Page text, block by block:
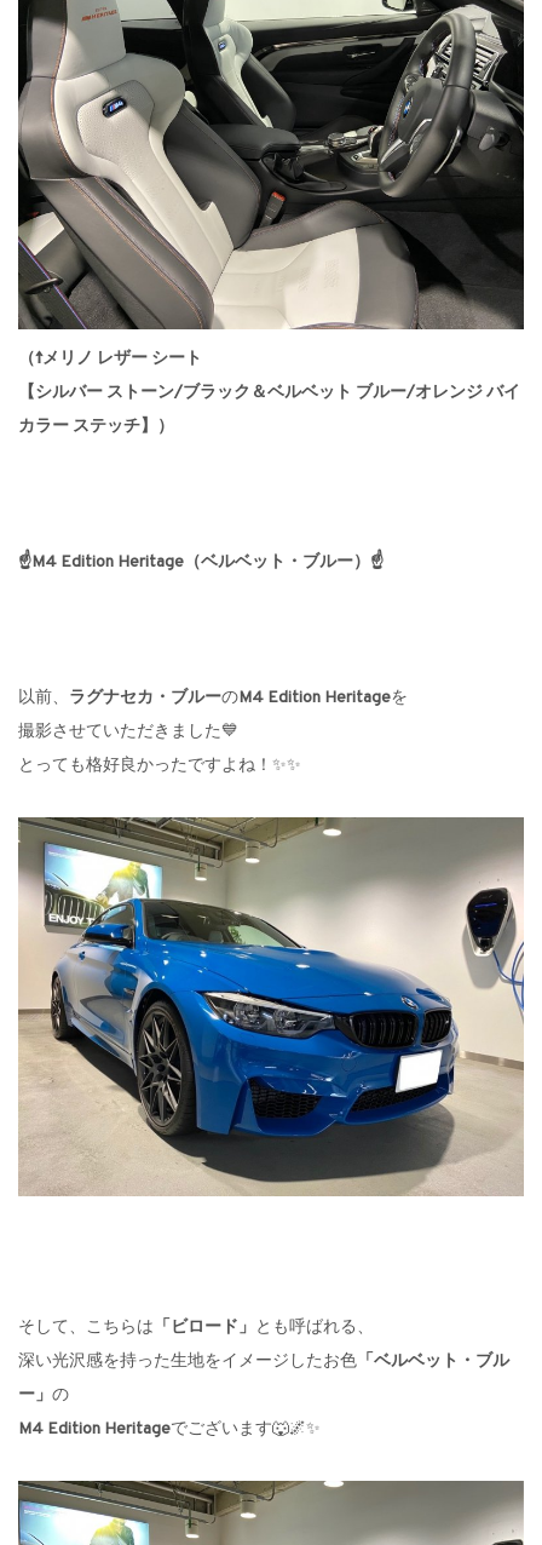
（↑メリノ レザー シート
【シルバー ストーン/ブラック＆ベルベット ブルー/オレンジ バイ
カラー ステッチ】）
☝M4 Edition Heritage（ベルベット・ブルー）☝
以前、 ラグナセカ・ブルーのM4 Edition Heritageを
撮影させていただきました💙
とっても格好良かったですよね！✨✨
そして、こちらは 「ビロード」 とも呼ばれる、
深い光沢感を持った生地をイメージしたお色 「 ベルベット・ブル
ー」 の
M4 Edition Heritageでございます🐺🌌✨